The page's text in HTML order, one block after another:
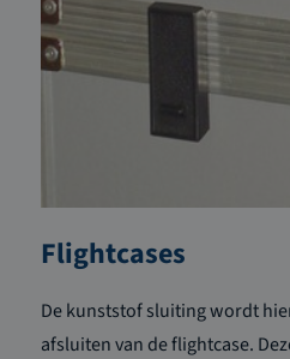
Flightcases
De kunststof sluiting wordt
afsluiten van de flightcase.